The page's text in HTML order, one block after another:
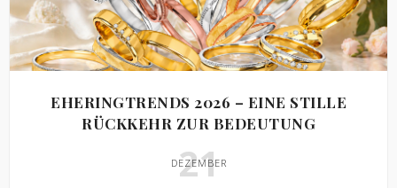
EHERINGTRENDS 2026 – EINE STILLE
RÜCKKEHR ZUR BEDEUTUNG
21
DEZEMBER